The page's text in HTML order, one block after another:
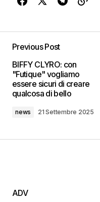
Previous Post
BIFFY CLYRO: con
"Futique" vogliamo
essere sicuri di creare
qualcosa di bello
news 21 Settembre 2025
ADV